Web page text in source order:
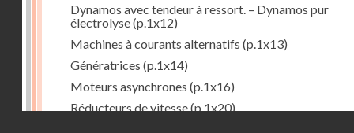
Dynamos avec tendeur à ressort. – Dynamos pur
électrolyse(p.1x12)
Machines à courants alternatifs (p.1x13)
Génératrices (p.1x14)
Moteurs asynchrones (p.1x16)
Réducteurs de vitesse(p.1x20)